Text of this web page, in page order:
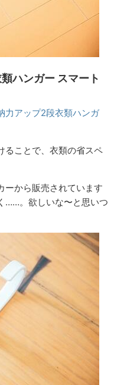
ハンガー スマート
力アップ2段衣類ハンガ
ることで、衣類の省スペ
ーから販売されています
……。欲しいな〜と思いつ